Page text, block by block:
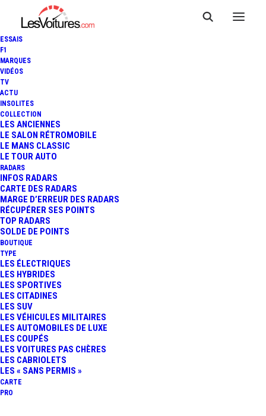
ESSAIS
F1
MARQUES
VIDÉOS
TV
ACTU
INSOLITES
COLLECTION
LES ANCIENNES
LE SALON RÉTROMOBILE
LE MANS CLASSIC
LE TOUR AUTO
RADARS
INFOS RADARS
CARTE DES RADARS
MARGE D’ERREUR DES RADARS
RÉCUPÉRER SES POINTS
TOP RADARS
SOLDE DE POINTS
BOUTIQUE
TYPE
LES ÉLECTRIQUES
LES HYBRIDES
LES SPORTIVES
LES CITADINES
LES SUV
LES VÉHICULES MILITAIRES
LES AUTOMOBILES DE LUXE
LES COUPÉS
LES VOITURES PAS CHÈRES
LES CABRIOLETS
LES « SANS PERMIS »
CARTE
PRO
OSCAR PIASTRI VAINQUEUR,
DEVIENT FAVORI POUR LE
5 Minutes